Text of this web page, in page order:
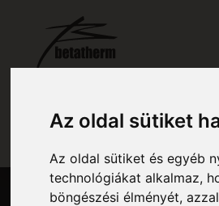
Az oldal sütiket
Az oldal sütiket és egyéb
technológiákat alkalmaz,
böngészési élményét,
RÉSZLETES